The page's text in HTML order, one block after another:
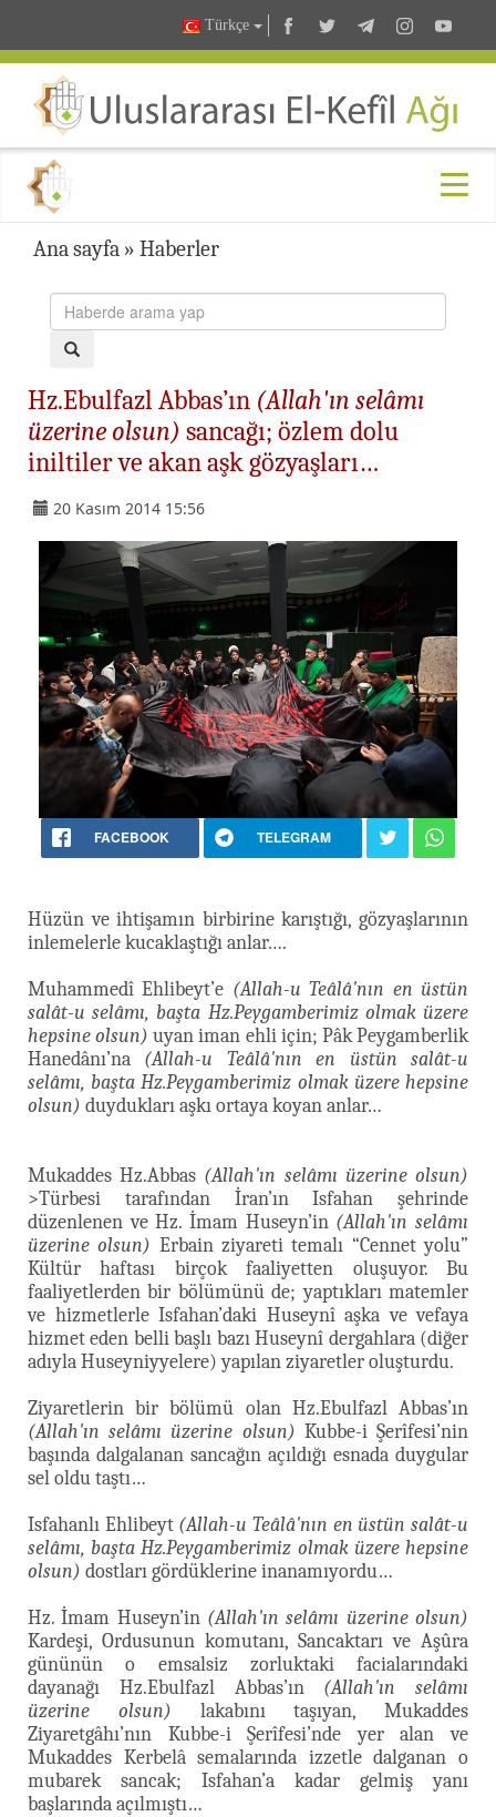
Türkçe
Ana sayfa » Haberler
Hz.Ebulfazl Abbas’ın (Allah'ın selâmı
üzerine olsun) sancağı; özlem dolu
iniltiler ve akan aşk gözyaşları…
20 Kasım 2014 15:56
FACEBOOK TELEGRAM
Hüzün ve ihtişamın birbirine karıştığı, gözyaşlarının
inlemelerle kucaklaştığı anlar….
Muhammedî Ehlibeyt’e (Allah-u Teâlâ'nın en üstün
salât-u selâmı, başta Hz.Peygamberimiz olmak üzere
hepsine olsun) uyan iman ehli için; Pâk Peygamberlik
Hanedânı’na (Allah-u Teâlâ'nın en üstün salât-u
selâmı, başta Hz.Peygamberimiz olmak üzere hepsine
olsun) duydukları aşkı ortaya koyan anlar…
Mukaddes Hz.Abbas (Allah'ın selâmı üzerine olsun)
>Türbesi tarafından İran’ın Isfahan şehrinde
düzenlenen ve Hz. İmam Huseyn’in (Allah'ın selâmı
üzerine olsun) Erbain ziyareti temalı “Cennet yolu”
Kültür haftası birçok faaliyetten oluşuyor. Bu
faaliyetlerden bir bölümünü de; yaptıkları matemler
ve hizmetlerle Isfahan’daki Huseynî aşka ve vefaya
hizmet eden belli başlı bazı Huseynî dergahlara (diğer
adıyla Huseyniyyelere) yapılan ziyaretler oluşturdu.
Ziyaretlerin bir bölümü olan Hz.Ebulfazl Abbas’ın
(Allah'ın selâmı üzerine olsun) Kubbe-i Şerîfesi’nin
başında dalgalanan sancağın açıldığı esnada duygular
sel oldu taştı…
Isfahanlı Ehlibeyt (Allah-u Teâlâ'nın en üstün salât-u
selâmı, başta Hz.Peygamberimiz olmak üzere hepsine
olsun) dostları gördüklerine inanamıyordu…
Hz. İmam Huseyn’in (Allah'ın selâmı üzerine olsun)
Kardeşi, Ordusunun komutanı, Sancaktarı ve Aşûra
gününün o emsalsiz zorluktaki facialarındaki
dayanağı Hz.Ebulfazl Abbas’ın (Allah'ın selâmı
üzerine olsun) lakabını taşıyan, Mukaddes
Ziyaretgâhı’nın Kubbe-i Şerîfesi’nde yer alan ve
Mukaddes Kerbelâ semalarında izzetle dalganan o
mubarek sancak; Isfahan’a kadar gelmiş yanı
başlarında açılmıştı…